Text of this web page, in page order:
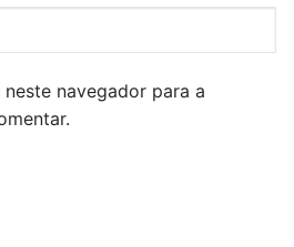
navegador para a